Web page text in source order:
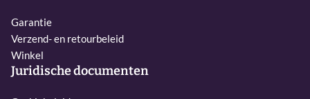
Garantie
Verzend- en retourbeleid
Winkel
Juridische documenten